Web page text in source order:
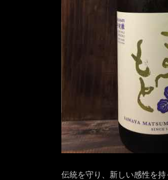
ガス
の泡
が見
える
だ色
伝統を守り、新しい感性を